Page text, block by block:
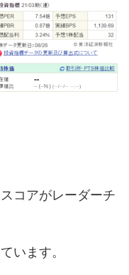
コアがレーダーチ
います。